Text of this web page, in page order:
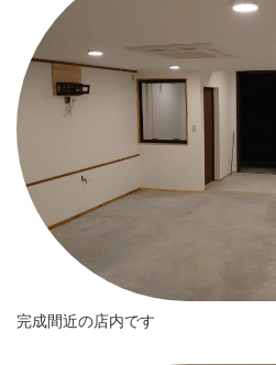
完成間近の店内です